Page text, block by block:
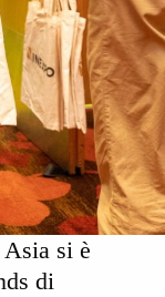
si è
di